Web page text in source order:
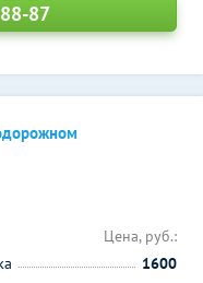
87
Цена, руб.:
1600